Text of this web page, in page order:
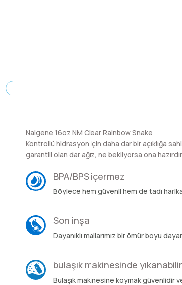
Nalgene 16oz NM Clear Rainbow Snake
Kontrollü hidrasyon için daha dar bir açıklığa
garantili olan dar ağız, ne bekliyorsa ona hazırdır.
BPA/BPS içermez
Böylece hem güvenli hem de tadı
Son inşa
Dayanıklı mallarımız bir ömür boyu
bulaşık makinesinde yıkanabilir
Bulaşık makinesine koymak güvenlidir